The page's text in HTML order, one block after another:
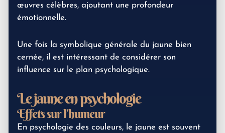
œuvres célèbres, ajoutant une profondeur
émotionnelle.
Une fois la symbolique générale du jaune bien
cernée, il est intéressant de considérer son
influence sur le plan psychologique.
Le jaune en psychologie
Effets sur l’humeur
En psychologie des couleurs, le jaune est souvent